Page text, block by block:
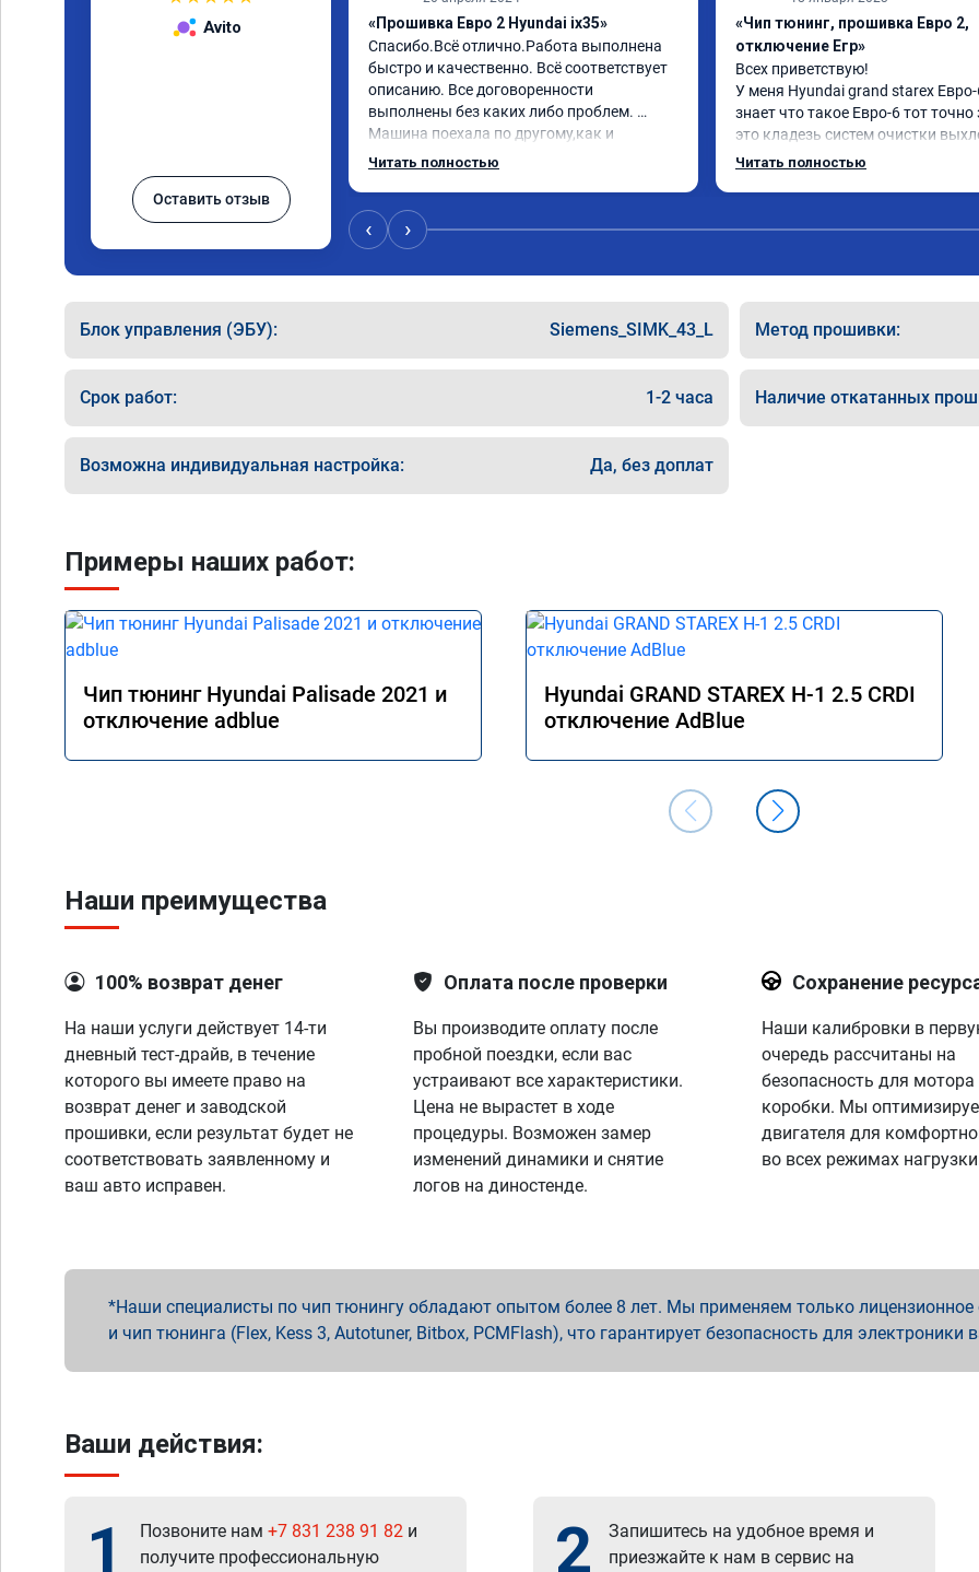
Avito
Оставить отзыв
«Прошивка Евро 2 Hyundai ix35»
Спасибо.Всё отлично.Работа выполнена
быстро и качественно. Всё соответствует
описанию. Все договоренности
выполнены без каких либо проблем.
Машина поехала по другому,как и
обещали. Всё понравилось. Рекомендую
Читать полностью
«Чип тюнинг, прошивка Евро 2,
отключение Егр»
Всех приветствую!
У меня Hyundai grand starex
знает что такое Евро-6 тот точно
это кладезь систем очистки
газов, там и ЕГР и мочевина,
Главное!!!! Машина стала ракетой
поехало, ничего теперь не мешает
двигаться в оживленном городе,
маневренность +1000 сразу.
В общем рекомендую. Всем
прямого пути!
Читать полностью
‹ ›
Блок управления (ЭБУ): Siemens_SIMK_43_L Метод прошивки:
Срок работ: 1-2 часа Наличие откатанных
Возможна индивидуальная настройка: Да, без доплат
Примеры наших работ:
Чип тюнинг Hyundai Palisade 2021 и
отключение adblue
Hyundai GRAND STAREX H-1 2.5 CRDI
отключение AdBlue
Наши преимущества
100% возврат денег
На наши услуги действует 14-ти
дневный тест-драйв, в течение
которого вы имеете право на
возврат денег и заводской
прошивки, если результат будет не
соответствовать заявленному и
ваш авто исправен.
Оплата после проверки
Вы производите оплату после
пробной поездки, если вас
устраивают все характеристики.
Цена не вырастет в ходе
процедуры. Возможен замер
изменений динамики и снятие
логов на диностенде.
Сохранение
Наши калибровки в
очередь рассчитаны на
безопасность для мотора
коробки. Мы
двигателя для
во всех режимах
Наши специалисты по чип тюнингу обладают опытом более 8 лет. Мы применяем только лицензионное
и чип тюнинга (Flex, Kess 3, Autotuner, Bitbox, PCMFlash), что гарантирует безопасность для электроники
Ваши действия:
1 Позвоните нам +7 831 238 91 82 и
получите профессиональную
2
Запишитесь на удобное время и
приезжайте к нам в сервис на